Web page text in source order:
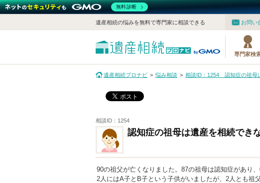
お問い
遺産相続の悩みを無料で専門家に相談できる
専門家検
遺産相続プロナビ 悩み相談 相談ID：1254 認知症の祖母
相談ID：1254
認知症の祖母は遺産を相続でき
90の祖父が亡くなりました。87の祖母は認知症があり
2人にはA子とB子という子供がいましたが、2人とも祖
無料診断